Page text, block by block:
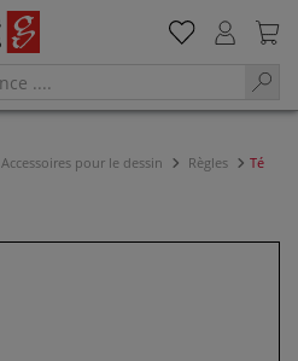
Accessoires pour le dessin Règles
Té